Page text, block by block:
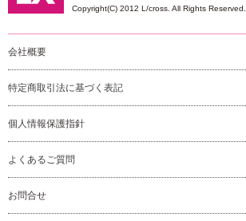
Copyright(C) 2012 L/cross. All Rights Reserved.
会社概要
特定商取引法に基づく表記
個人情報保護指針
よくあるご質問
お問合せ